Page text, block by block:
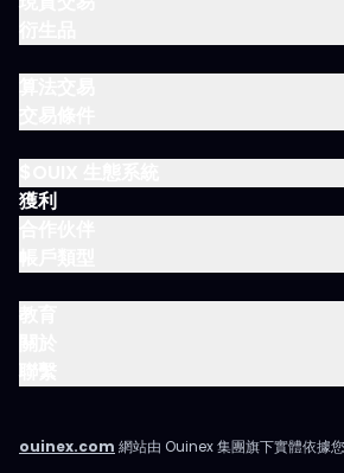
獲利
ouinex.com 網站由 Ouinex 集團旗下實體依據